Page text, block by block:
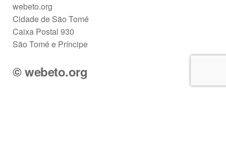
webeto.org
Cidade de São Tomé
Caixa Postal 930
São Tomé e Príncipe
© webeto.org